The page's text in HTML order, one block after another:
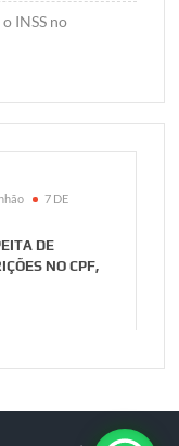
INSS no
7 DE
DE
NO CPF,